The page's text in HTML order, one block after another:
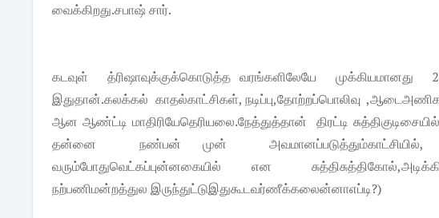
வைக்கிறது.சபாஷ் சார்.
கடவுள் த்ரிஷாவுக்குக்கொடுத்த வரங்களிலேயே
இதுதான்.கலக்கல் காதல்காட்சிகள், நடிப்பு,தோற்றப்பொலிவு
ஆன ஆண்ட்டி மாதிரியேதெரியலை.நேத்துத்தான் திரட்டி
தன்னை நண்பன் முன் அவமானப்படுத்தும்காட்சியில்,
வரும்போதுவெட்கப்புன்னகையில் என
நற்பணிமன்றத்துல இருந்துட்டுஇதுகூடவர்ணீக்கலைன்னாஎப்டி?)